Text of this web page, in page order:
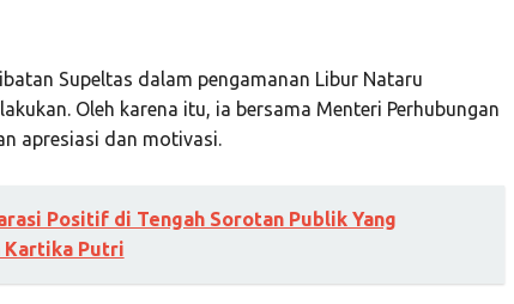
Supeltas dalam pengamanan Libur Nataru
Oleh karena itu, ia bersama Menteri Perhubungan
apresiasi dan motivasi.
Positif di Tengah Sorotan Publik Yang
Kartika Putri